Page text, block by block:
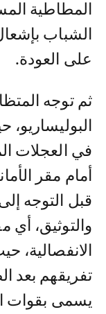
المطاطية
الشباب
على العودة.
ثم توجه
البوليساريو،
في العجلات
أمام مقر
قبل التوجه
والتوثيق، أي
الانفصالية،
تفريقهم بعد
يسمى بقوات